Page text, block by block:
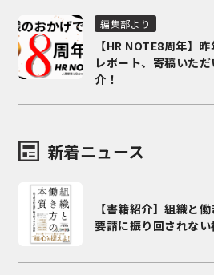
編集部より
【HR NOTE8周年】
レポート、寄稿いた
介！
新着ニュース
【書籍紹介】組織と
要請に振り回されない